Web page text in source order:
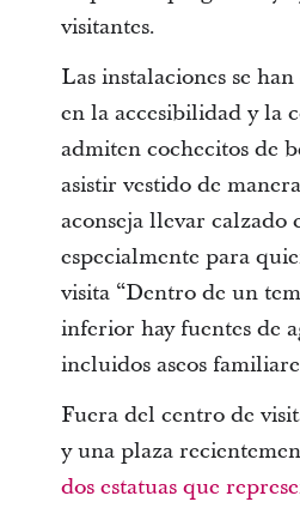
visitantes.
Las instalaciones se
en la accesibilidad y la
admiten cochecitos de
asistir vestido de
aconseja llevar calzado
especialmente para
visita “Dentro de un
inferior hay fuentes de
incluidos aseos
Fuera del centro de
y una plaza
dos estatuas que